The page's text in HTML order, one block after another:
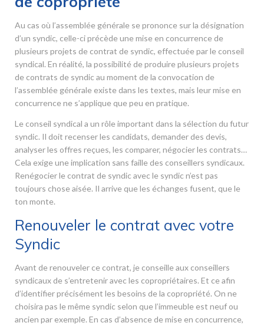
Au cas où l’assemblée générale se prononce sur la désignation
d’un syndic, celle-ci précède une mise en concurrence de
plusieurs projets de contrat de syndic, effectuée par le conseil
syndical. En réalité, la possibilité de produire plusieurs projets
de contrats de syndic au moment de la convocation de
l’assemblée générale existe dans les textes, mais leur mise en
concurrence ne s’applique que peu en pratique.
Le conseil syndical a un rôle important dans la sélection du futur
syndic. Il doit recenser les candidats, demander des devis,
analyser les offres reçues, les comparer, négocier les contrats…
Cela exige une implication sans faille des conseillers syndicaux.
Renégocier le contrat de syndic avec le syndic n’est pas
toujours chose aisée. Il arrive que les échanges fusent, que le
ton monte.
Renouveler le contrat avec votre
Syndic
Avant de renouveler ce contrat, je conseille aux conseillers
syndicaux de s’entretenir avec les copropriétaires. Et ce afin
d’identifier précisément les besoins de la copropriété. On ne
choisira pas le même syndic selon que l’immeuble est neuf ou
ancien par exemple. En cas d’absence de mise en concurrence,